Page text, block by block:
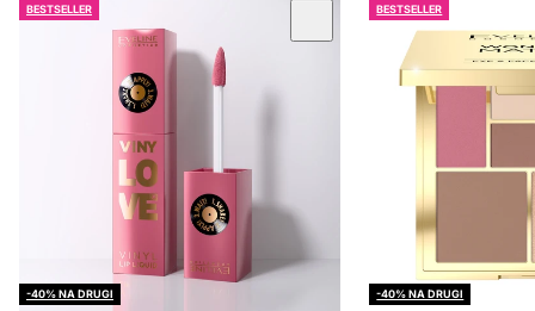
BESTSELLER
-40% NA DRUGI
BESTSELLER
-40% NA DRUGI